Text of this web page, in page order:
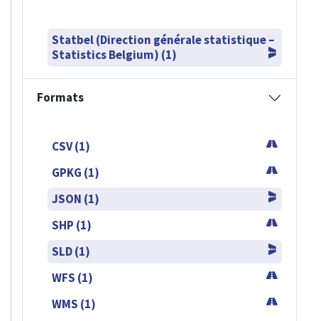
Statbel (Direction générale statistique –
Statistics Belgium) (1)
Formats
CSV (1)
GPKG (1)
JSON (1)
SHP (1)
SLD (1)
WFS (1)
WMS (1)